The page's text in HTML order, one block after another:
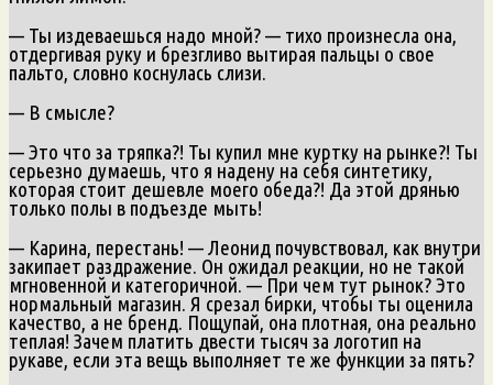
— Ты издеваешься надо мной? — тихо произнесла она,
отдергивая руку и брезгливо вытирая пальцы о свое
пальто, словно коснулась слизи.
— В смысле?
— Это что за тряпка?! Ты купил мне куртку на рынке?! Ты
серьезно думаешь, что я надену на себя синтетику,
которая стоит дешевле моего обеда?! Да этой дрянью
только полы в подъезде мыть!
— Карина, перестань! — Леонид почувствовал, как внутри
закипает раздражение. Он ожидал реакции, но не такой
мгновенной и категоричной. — При чем тут рынок? Это
нормальный магазин. Я срезал бирки, чтобы ты оценила
качество, а не бренд. Пощупай, она плотная, она реально
теплая! Зачем платить двести тысяч за логотип на
рукаве, если эта вещь выполняет те же функции за пять?